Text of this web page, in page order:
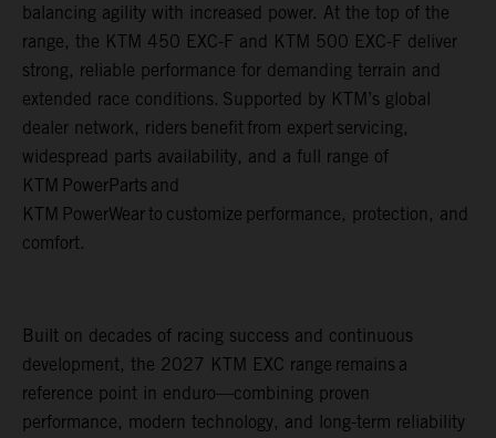
balancing agility with increased power. At the top of the
range, the KTM 450 EXC-F and KTM 500 EXC-F deliver
strong, reliable performance for demanding terrain and
extended race conditions. Supported by KTM’s global
dealer network, riders benefit from expert servicing,
widespread parts availability, and a full range of
KTM PowerParts and
KTM PowerWear to customize performance, protection, and
comfort.
Built on decades of racing success and continuous
development, the 2027 KTM EXC range remains a
reference point in enduro—combining proven
performance, modern technology, and long-term reliability